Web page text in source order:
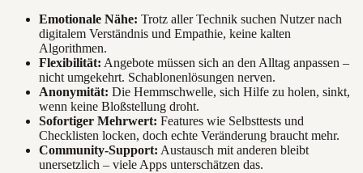
Emotionale Nähe: Trotz aller Technik suchen Nutzer nach
digitalem Verständnis und Empathie, keine kalten
Algorithmen.
Flexibilität: Angebote müssen sich an den Alltag anpassen –
nicht umgekehrt. Schablonenlösungen nerven.
Anonymität: Die Hemmschwelle, sich Hilfe zu holen, sinkt,
wenn keine Bloßstellung droht.
Sofortiger Mehrwert: Features wie Selbsttests und
Checklisten locken, doch echte Veränderung braucht mehr.
Community-Support: Austausch mit anderen bleibt
unersetzlich – viele Apps unterschätzen das.